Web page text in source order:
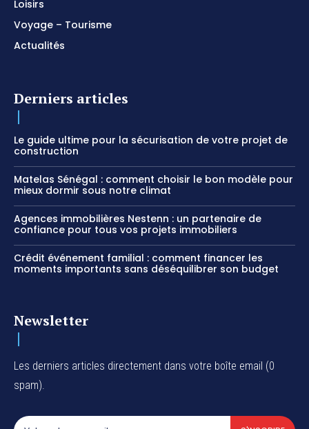
Loisirs
Voyage – Tourisme
Actualités
Derniers articles
Le guide ultime pour la sécurisation de votre projet de
construction
Matelas Sénégal : comment choisir le bon modèle pour
mieux dormir sous notre climat
Agences immobilières Nestenn : un partenaire de
confiance pour tous vos projets immobiliers
Crédit événement familial : comment financer les
moments importants sans déséquilibrer son budget
Newsletter
Les derniers articles directement dans votre boîte email (0
spam).